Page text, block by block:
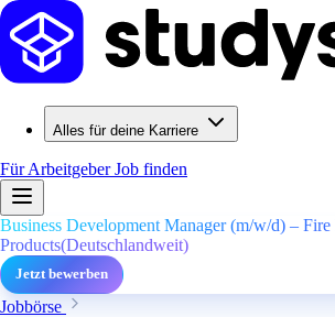
Alles für deine Karriere
Für ArbeitgeberJob finden
Business Development Manager (m/w/d) – Fire
Products(Deutschlandweit)
Jetzt bewerben
Jobbörse